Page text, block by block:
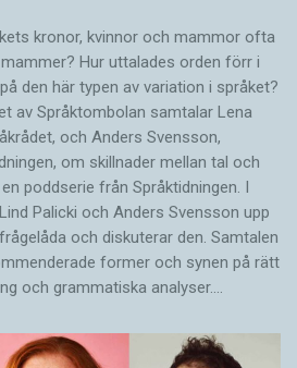
kronor, kvinnor och mammor ofta
Hur uttalades orden förr i
den här typen av variation i språket?
av Språktombolan samtalar Lena
och Anders Svensson,
om skillnader mellan tal och
poddserie från Språktidningen. I
Palicki och Anders Svensson upp
och diskuterar den. Samtalen
former och synen på rätt
och grammatiska analyser.…